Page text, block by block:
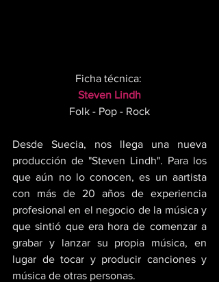
Ficha técnica:
Steven Lindh
Folk - Pop - Rock
Desde Suecia, nos llega una nueva
producción de "Steven Lindh". Para los
que aún no lo conocen, es un aartista
con más de 20 años de experiencia
profesional en el negocio de la música y
que sintió que era hora de comenzar a
grabar y lanzar su propia música, en
lugar de tocar y producir canciones y
música de otras personas.